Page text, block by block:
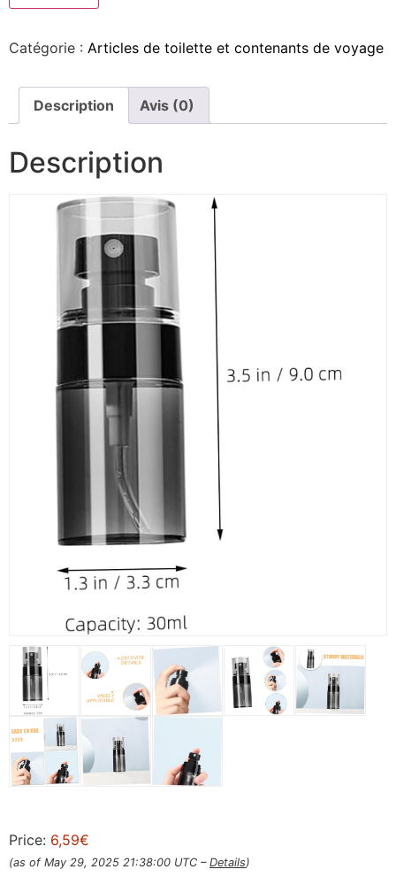
Catégorie : Articles de toilette et contenants de voyage
Description Avis (0)
Description
Price: 6,59€
(as of May 29, 2025 21:38:00 UTC – Details)